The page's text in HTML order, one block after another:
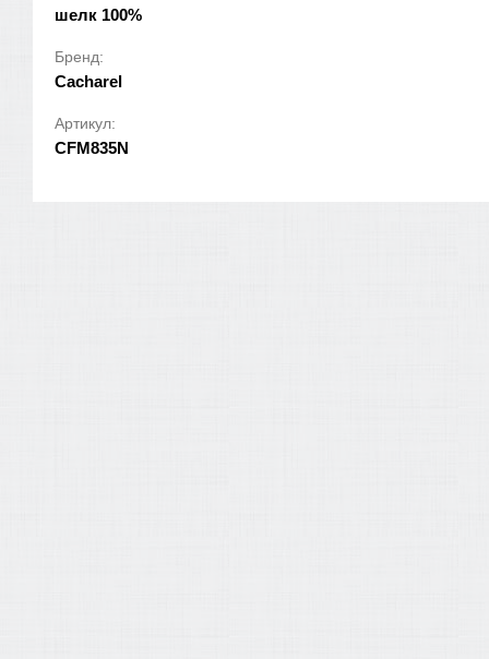
шелк 100%
Бренд:
Cacharel
Артикул:
CFM835N